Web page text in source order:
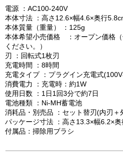
電源 ：AC100-240V
本体寸法 ：高さ12.6×幅4.6×奥行
本体質量（重量） ：125g
本体希望小売価格 ：オープン価格
ください。）
刃 ：回転式1枚刃
充電時間 ：8時間
充電タイプ ：プラグイン充電式
消費電力 ：充電時：約1W
使用日数 ：1日1回3分で約7日
電池種類 ：Ni-MH蓄電池
消耗品・別売品 ：セット替刃(内刃
パッケージ寸法 ：高さ13.3×幅6.2×
付属品：掃除用ブラシ